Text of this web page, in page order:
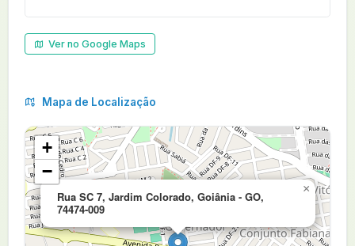
Ver no Google Maps
Mapa de Localização
Rua SC 7, Jardim Colorado, Goiânia - GO,
74474-009
×
+
−